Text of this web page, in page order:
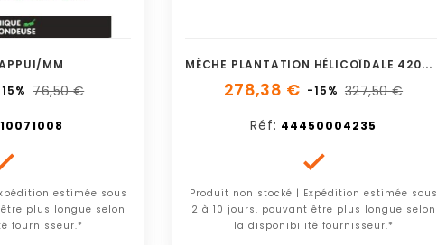
MM
76,50 €
estimée sous
plus longue selon
fournisseur.*
M
ÈCHE PLANTATION HÉLICOÏDALE 420MM
278,38 € -15% 327,50 €
Réf: 44450004235

Produit non stocké | Expédition estimée sous
2 à 10 jours, pouvant être plus longue selon
la disponibilité fournisseur.*